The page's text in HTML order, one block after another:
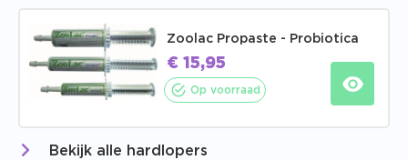
Zoolac Propaste - Probiotica
€ 15,95
Op voorraad
Bekijk alle hardlopers